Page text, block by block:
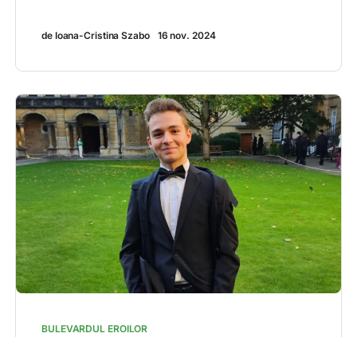
de Ioana-Cristina Szabo 16 nov. 2024
BULEVARDUL EROILOR